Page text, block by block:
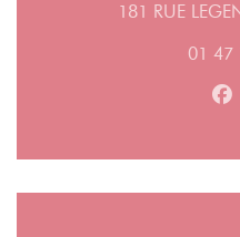
181 RUE
01 47